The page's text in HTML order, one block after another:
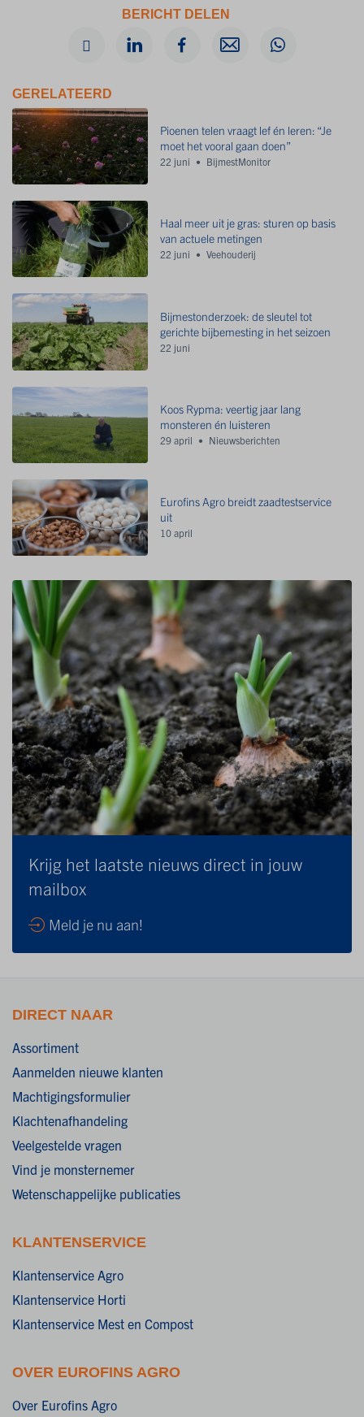
BERICHT DELEN
GERELATEERD
Pioenen telen vraagt lef én leren: “Je
moet het vooral gaan doen”
22 juni BijmestMonitor
Haal meer uit je gras: sturen op basis
van actuele metingen
22 juni Veehouderij
Bijmestonderzoek: de sleutel tot
gerichte bijbemesting in het seizoen
22 juni
Koos Rypma: veertig jaar lang
monsteren én luisteren
29 april Nieuwsberichten
Eurofins Agro breidt zaadtestservice
uit
10 april
Krijg het laatste nieuws direct in jouw
mailbox
Meld je nu aan!
DIRECT NAAR
Assortiment
Aanmelden nieuwe klanten
Machtigingsformulier
Klachtenafhandeling
Veelgestelde vragen
Vind je monsternemer
Wetenschappelijke publicaties
KLANTENSERVICE
Klantenservice Agro
Klantenservice Horti
Klantenservice Mest en Compost
OVER EUROFINS AGRO
Over Eurofins Agro